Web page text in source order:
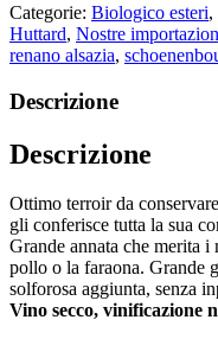
Categorie: Biologico esteri,
Huttard, Nostre
renano alsazia,
Descrizione
Descrizione
Ottimo terroir da
gli conferisce tutta la sua
Grande annata che merita
pollo o la faraona. Grande
solforosa aggiunta, senza
Vino secco, vinificazione